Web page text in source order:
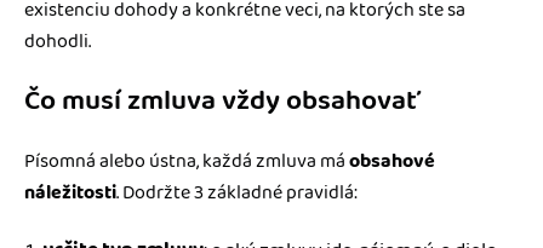
existenciu dohody a konkrétne veci, na ktorých ste sa
dohodli.
Čo musí zmluva vždy obsahovať
Písomná alebo ústna, každá zmluva máobsahové
náležitosti. Dodržte 3 základné pravidlá: